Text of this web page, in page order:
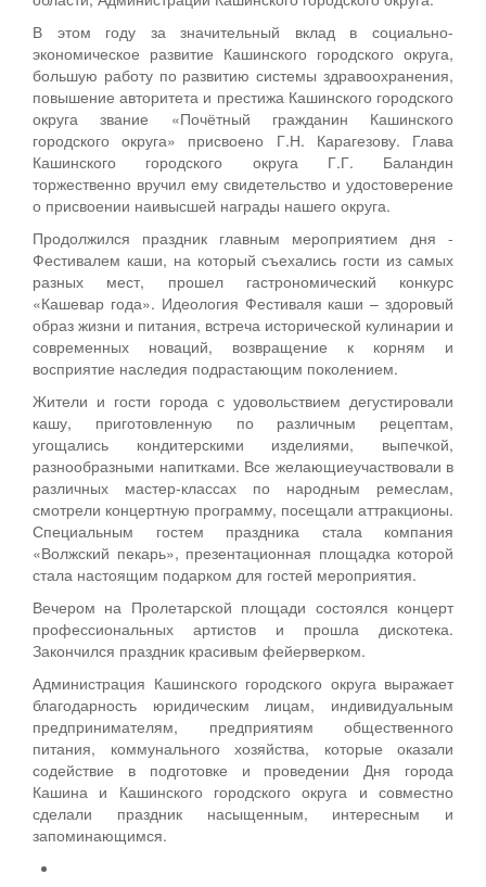
В этом году за значительный вклад в социально-
экономическое развитие Кашинского городского округа,
большую работу по развитию системы здравоохранения,
повышение авторитета и престижа Кашинского городского
округа звание «Почётный гражданин Кашинского
городского округа» присвоено Г.Н. Карагезову. Глава
Кашинского городского округа Г.Г. Баландин
торжественно вручил ему свидетельство и удостоверение
о присвоении наивысшей награды нашего округа.
Продолжился праздник главным мероприятием дня -
Фестивалем каши, на который съехались гости из самых
разных мест, прошел гастрономический конкурс
«Кашевар года». Идеология Фестиваля каши – здоровый
образ жизни и питания, встреча исторической кулинарии и
современных новаций, возвращение к корням и
восприятие наследия подрастающим поколением.
Жители и гости города с удовольствием дегустировали
кашу, приготовленную по различным рецептам,
угощались кондитерскими изделиями, выпечкой,
разнообразными напитками. Все желающиеучаствовали в
различных мастер-классах по народным ремеслам,
смотрели концертную программу, посещали аттракционы.
Специальным гостем праздника стала компания
«Волжский пекарь», презентационная площадка которой
стала настоящим подарком для гостей мероприятия.
Вечером на Пролетарской площади состоялся концерт
профессиональных артистов и прошла дискотека.
Закончился праздник красивым фейерверком.
Администрация Кашинского городского округа выражает
благодарность юридическим лицам, индивидуальным
предпринимателям, предприятиям общественного
питания, коммунального хозяйства, которые оказали
содействие в подготовке и проведении Дня города
Кашина и Кашинского городского округа и совместно
сделали праздник насыщенным, интересным и
запоминающимся.